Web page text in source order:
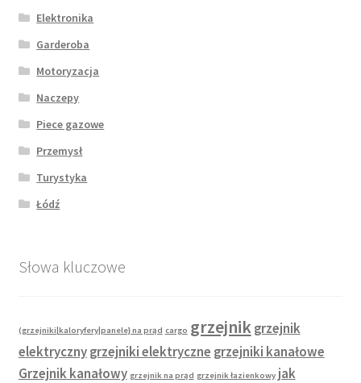
Elektronika
Garderoba
Motoryzacja
Naczepy
Piece gazowe
Przemysł
Turystyka
Łódź
Słowa kluczowe
(grzejniki|kaloryfery|panele} na prąd cargo grzejnik grzejnik
elektryczny grzejniki elektryczne grzejniki kanałowe
Grzejnik kanałowy grzejnik na prąd grzejnik łazienkowy jak